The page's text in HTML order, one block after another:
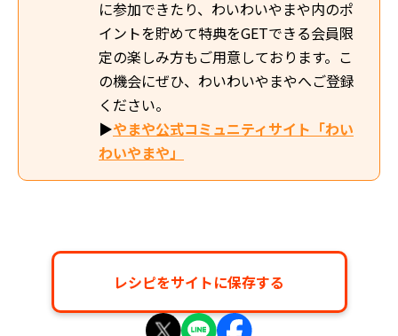
に参加できたり、わいわいやまや内のポ
イントを貯めて特典をGETできる会員限
定の楽しみ方もご用意しております。こ
の機会にぜひ、わいわいやまやへご登録
ください。
▶やまや公式コミュニティサイト「わい
わいやまや」
レシピをサイトに保存する